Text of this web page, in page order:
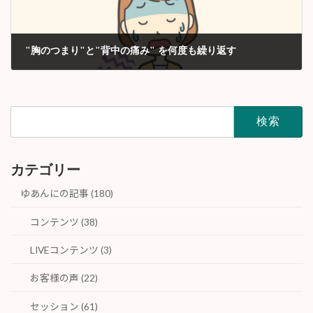
"胸のつまり"と"背中の痛み" を何度も繰り返す
2024年3月
カテゴリー
ゆあんにの記事 (180)
コンテンツ (38)
LIVEコンテンツ (3)
お客様の声 (22)
セッション (61)